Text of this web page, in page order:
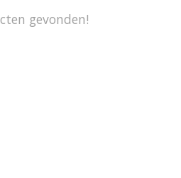
gevonden!